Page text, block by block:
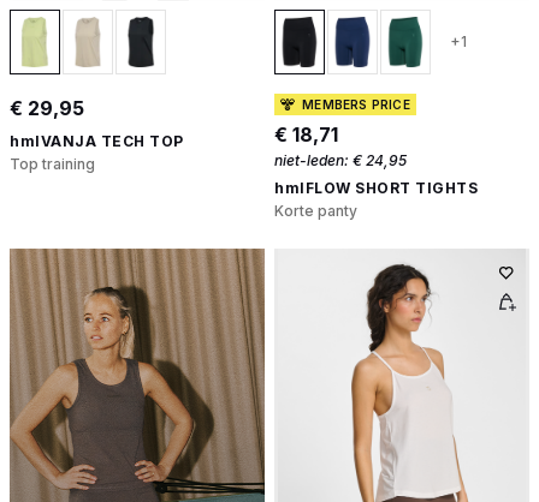
€ 29,95
hmlVANJA TECH TOP
Top training
+1
MEMBERS PRICE
€ 18,71
niet-leden: € 24,95
hmlFLOW SHORT TIGHTS
Korte panty